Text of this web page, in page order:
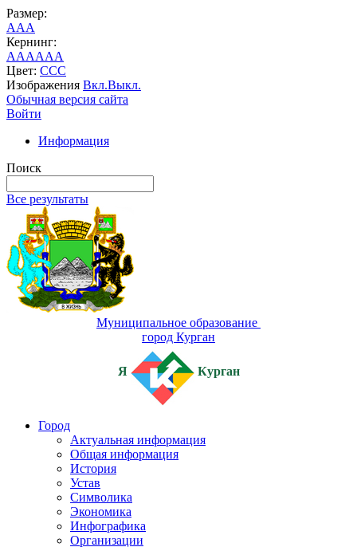
Размер:
AAA
Кернинг:
AAAAAA
Цвет: CCC
Изображения Вкл.Выкл.
Обычная версия сайта
Войти
Информация
Поиск
Все результаты
Муниципальное образование
город Курган
Я Курган
Город
Актуальная информация
Общая информация
История
Устав
Символика
Экономика
Инфографика
Организации